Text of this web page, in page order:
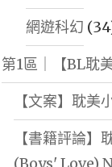
網遊科幻
第1區｜【BL耽
【文案】耽美
【書籍評論】